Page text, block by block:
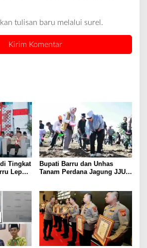
tulisan baru melalui surel.
Tingkat
Lepas
Bupati Barru dan Unhas
Tanam Perdana Jagung JJUH,